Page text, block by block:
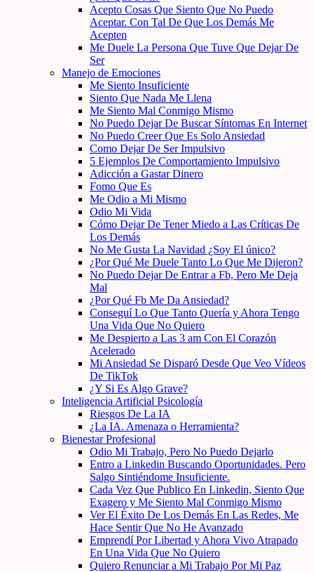
Acepto Cosas Que Siento Que No Puedo
Aceptar. Con Tal De Que Los Demás Me
Acepten
Me Duele La Persona Que Tuve Que Dejar De
Ser
Manejo de Emociones
Me Siento Insuficiente
Siento Que Nada Me Llena
Me Siento Mal Conmigo Mismo
No Puedo Dejar De Buscar Síntomas En Internet
No Puedo Creer Que Es Solo Ansiedad
Como Dejar De Ser Impulsivo
5 Ejemplos De Comportamiento Impulsivo
Adicción a Gastar Dinero
Fomo Que Es
Me Odio a Mi Mismo
Odio Mi Vida
Cómo Dejar De Tener Miedo a Las Críticas De
Los Demás
No Me Gusta La Navidad ¿Soy El único?
¿Por Qué Me Duele Tanto Lo Que Me Dijeron?
No Puedo Dejar De Entrar a Fb, Pero Me Deja
Mal
¿Por Qué Fb Me Da Ansiedad?
Conseguí Lo Que Tanto Quería y Ahora Tengo
Una Vida Que No Quiero
Me Despierto a Las 3 am Con El Corazón
Acelerado
Mi Ansiedad Se Disparó Desde Que Veo Vídeos
De TikTok
¿Y Si Es Algo Grave?
Inteligencia Artificial Psicología
Riesgos De La IA
¿La IA. Amenaza o Herramienta?
Bienestar Profesional
Odio Mi Trabajo, Pero No Puedo Dejarlo
Entro a Linkedin Buscando Oportunidades. Pero
Salgo Sintiéndome Insuficiente.
Cada Vez Que Publico En Linkedin, Siento Que
Exagero y Me Siento Mal Conmigo Mismo
Ver El Éxito De Los Demás En Las Redes, Me
Hace Sentir Que No He Avanzado
Emprendí Por Libertad y Ahora Vivo Atrapado
En Una Vida Que No Quiero
Quiero Renunciar a Mi Trabajo Por Mi Paz